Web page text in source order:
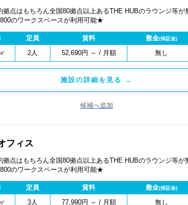
点はもちろん全国80拠点以上あるTHE HUBのラウンジ等
のワークスペースが利用可能★
定員 賃料 敷金(保証金)
2人 52,690円 ～ / 月額 無し
施設の詳細を見る →
候補へ追加
フィス
点はもちろん全国80拠点以上あるTHE HUBのラウンジ等
のワークスペースが利用可能★
定員 賃料 敷金(保証金)
3人 77,990円 ～ / 月額 無し